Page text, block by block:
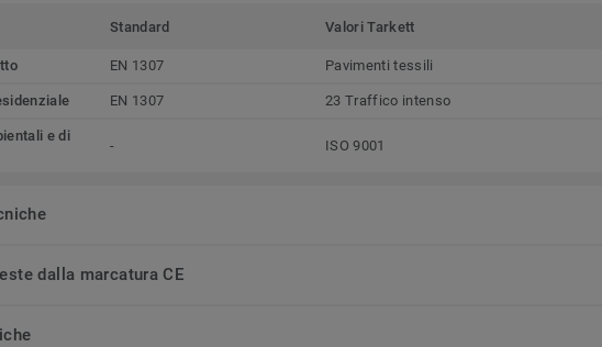
Standard Valori Tarkett
EN 1307 Pavimenti tessili
EN 1307 23 Traffico intenso
e di
- ISO 9001
dalla marcatura CE